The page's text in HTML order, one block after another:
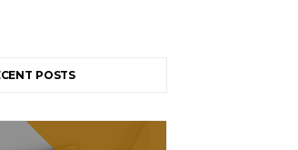
POSTS